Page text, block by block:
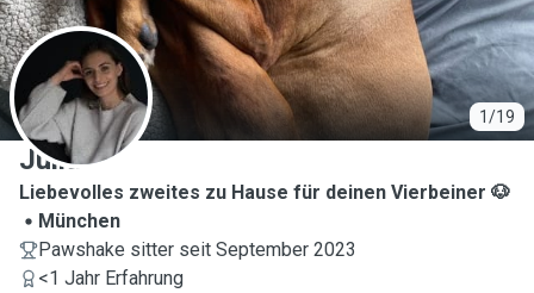
1/19
J
Julia
Liebevolles zweites zu Hause für deinen Vierbeiner 🐶
München
Pawshake sitter seit September 2023
<1 Jahr Erfahrung